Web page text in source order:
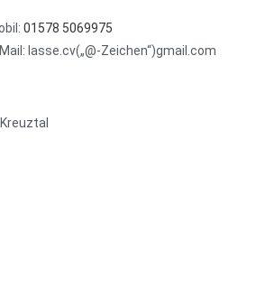
01578 5069975
lasse.cv(„@-Zeichen“)gmail.com